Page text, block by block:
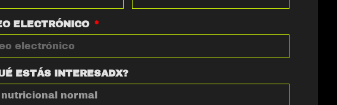
ELECTRÓNICO
ESTÁS INTERESADX?